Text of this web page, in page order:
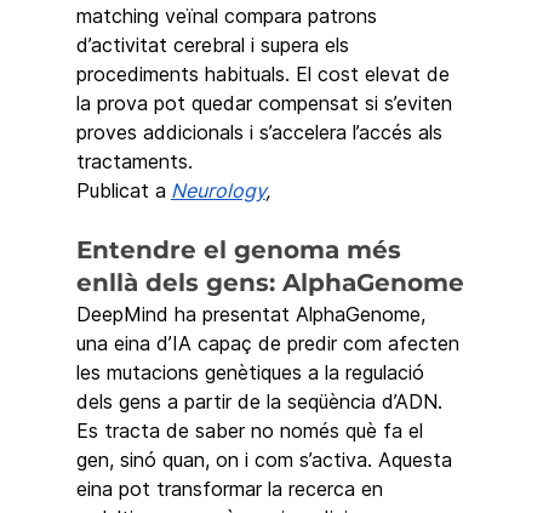
matching veïnal compara patrons
d’activitat cerebral i supera els
procediments habituals. El cost elevat de
la prova pot quedar compensat si s’eviten
proves addicionals i s’accelera l’accés als
tractaments.
Publicat a Neurology,
Entendre el genoma més
enllà dels gens: AlphaGenome
DeepMind ha presentat AlphaGenome,
una eina d’IA capaç de predir com afecten
les mutacions genètiques a la regulació
dels gens a partir de la seqüència d’ADN.
Es tracta de saber no només què fa el
gen, sinó quan, on i com s’activa. Aquesta
eina pot transformar la recerca en